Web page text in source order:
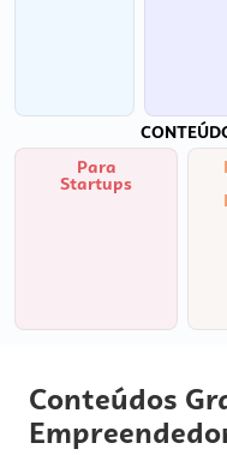
Para
Startups
Conteúdos